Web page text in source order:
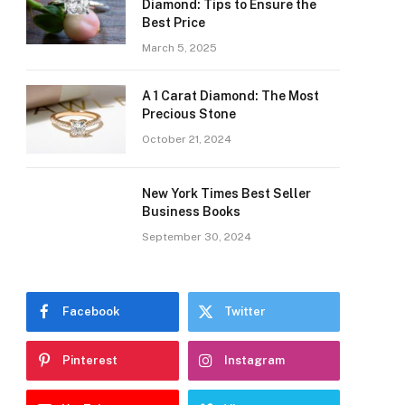
Diamond: Tips to Ensure the
Best Price
March 5, 2025
A 1 Carat Diamond: The Most
Precious Stone
October 21, 2024
New York Times Best Seller
Business Books
September 30, 2024
Facebook Twitter
Pinterest Instagram